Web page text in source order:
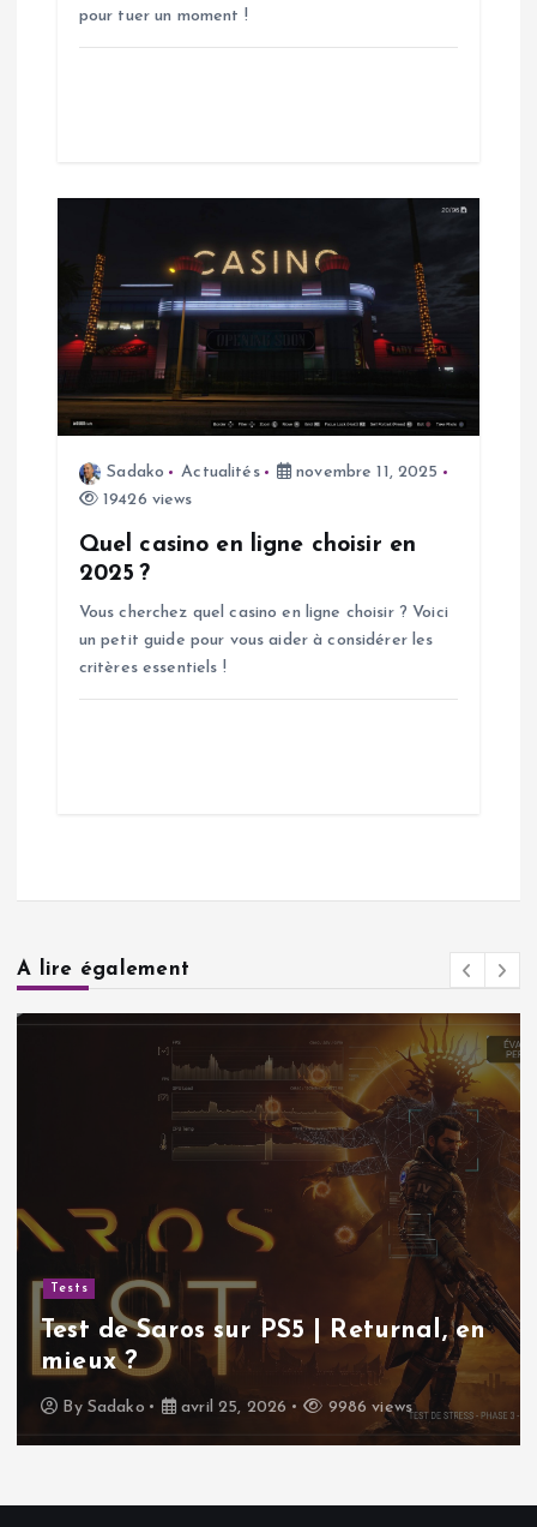
e
pour tuer un moment !
Sadako Actualités
novembre 11, 2025
19426 views
Quel casino en ligne choisir en
2025 ?
Vous cherchez quel casino en ligne choisir ? Voici
un petit guide pour vous aider à considérer les
critères essentiels !
A lire également
Tests
Test de Saros sur PS5 | Returnal, en
mieux ?
By Sadako avril 25, 2026 9986 views